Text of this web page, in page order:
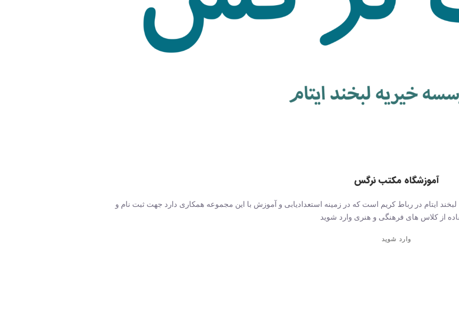
آموزشگاه مکتب نرگس
ایتام در رباط کریم است که در زمینه استعدادیابی و آموزش با این مجموعه همکاری دارد جهت ثبت نام و
از کلاس های فرهنگی و هنری وارد شوید
وارد شوید